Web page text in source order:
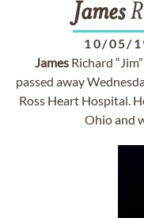
James
10/05/
James Richard “Jim”
passed away
Ross Heart Hospital.
Ohio and